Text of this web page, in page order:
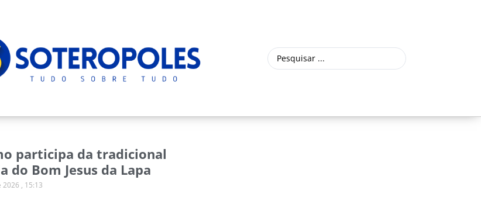
participa da tradicional
do Bom Jesus da Lapa
2026 15:13